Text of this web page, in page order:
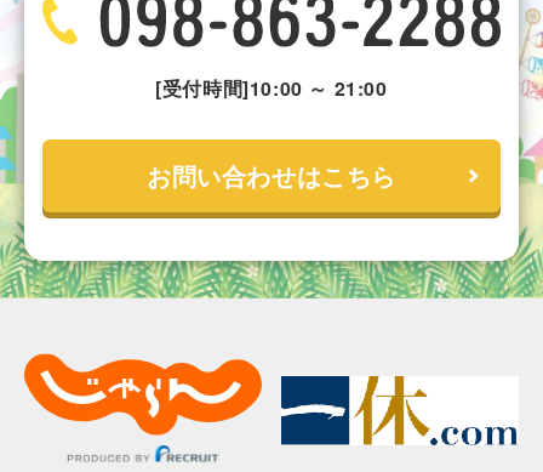
[受付時間]10:00 ～ 21:00
お問い合わせはこちら